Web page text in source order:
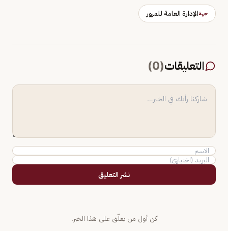
جهةالإدارة العامة للمرور
التعليقات(
0
)
نشر التعليق
كن أول من يعلّق على هذا الخبر.